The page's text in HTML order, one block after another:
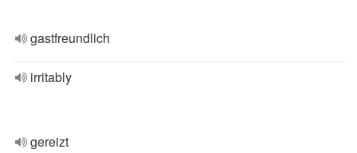
gastfreundlich
irritably
gereizt